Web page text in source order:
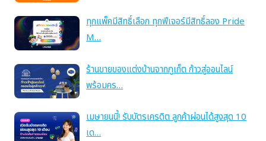
ทุกแพ็คมีสิทธิ์เลือก ทุกฟีเจอร์มีสิทธิ์ลอง Pride
M…
ร้านขายของแต่งบ้านจากภูเก็ต ก้าวสู่ออนไลน์
พร้อมคร…
เมษายนนี้! รับบัตรเครดิต ลูกค้าผ่อนได้สูงสุด 10
เด…